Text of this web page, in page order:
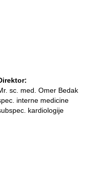
sc. med. Omer Bedak
interne medicine
kardiologije